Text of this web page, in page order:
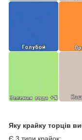
Яку крайку торців